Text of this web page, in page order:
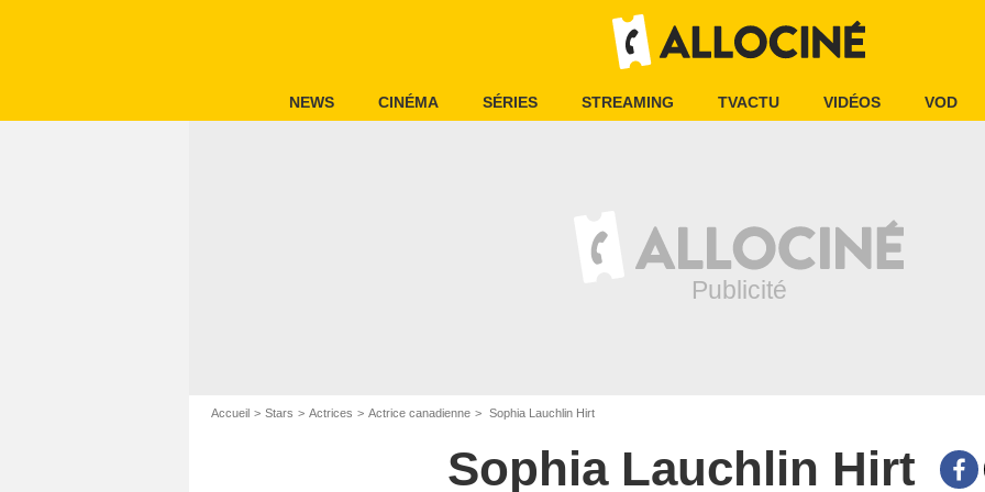
NEWS CINÉMA SÉRIES STREAMING TVACTU VIDÉOS VOD
Accueil Stars Actrices Actrice canadienne Sophia Lauchlin Hirt
Sophia Lauchlin Hirt